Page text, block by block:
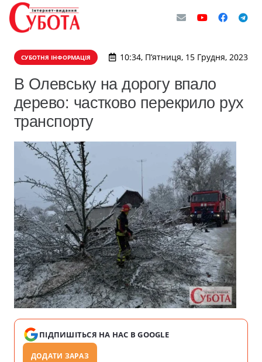
СУБОТНЯ ІНФОРМАЦІЯ 10:34, П’ятниця, 15 Грудня, 2023
В Олевську на дорогу впало
дерево: частково перекрило рух
транспорту
ПІДПИШІТЬСЯ НА НАС В GOOGLE
ДОДАТИ ЗАРАЗ